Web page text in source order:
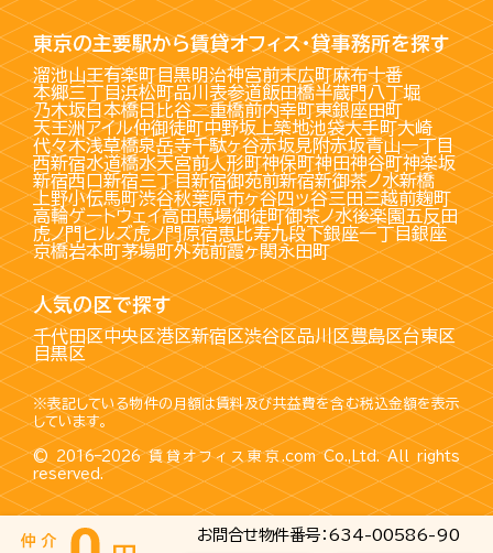
お問合せ物件番号：634-00586-90
東京の主要駅から賃貸オフィス・貸事務所を探す
溜池山王有楽町目黒明治神宮前末広町麻布十番
本郷三丁目浜松町品川 表参道飯田橋半蔵門八丁堀
乃木坂日本橋日比谷二重橋前内幸町東銀座田町
天王洲アイル仲御徒町中野坂上築地池袋大手町大崎
代々木浅草橋泉岳寺千駄ヶ谷赤坂見附赤坂青山一丁目
西新宿水道橋水天宮前人形町神保町神田神谷町神楽坂
新宿西口新宿三丁目新宿御苑前新宿新御茶ノ水新橋
上野小伝馬町渋谷秋葉原市ヶ谷四ッ谷三田三越前麹町
高輪ゲートウェイ高田馬場御徒町御茶ノ水後楽園五反田
虎ノ門ヒルズ虎ノ門原宿恵比寿九段下銀座一丁目銀座
京橋岩本町茅場町外苑前霞ヶ関永田町
人気の区で探す
千代田区中央区港区新宿区渋谷区品川区豊島区台東区
目黒区
※表記している物件の月額は賃料及び共益費を含む税込金額を表示
しています。
© 2016–2026賃貸オフィス東京.comCo.,Ltd. All rights
reserved.